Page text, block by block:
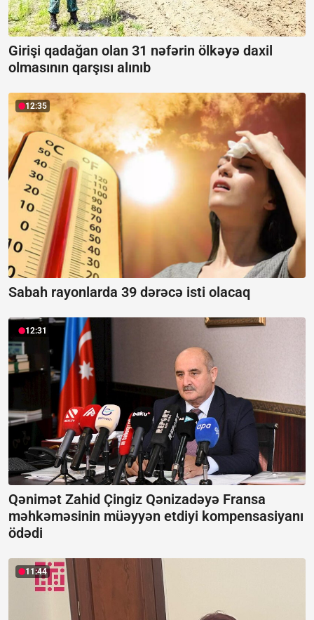
Girişi qadağan olan 31 nəfərin ölkəyə daxil
olmasının qarşısı alınıb
12:35
Sabah rayonlarda 39 dərəcə isti olacaq
12:31
Qənimət Zahid Çingiz Qənizadəyə Fransa
məhkəməsinin müəyyən etdiyi kompensasiyanı
ödədi
11:44